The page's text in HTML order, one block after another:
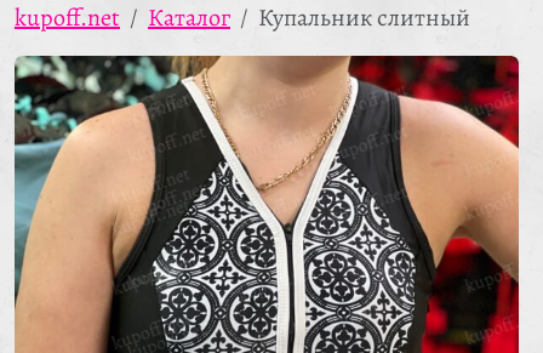
kupoff.net Каталог Купальник слитный